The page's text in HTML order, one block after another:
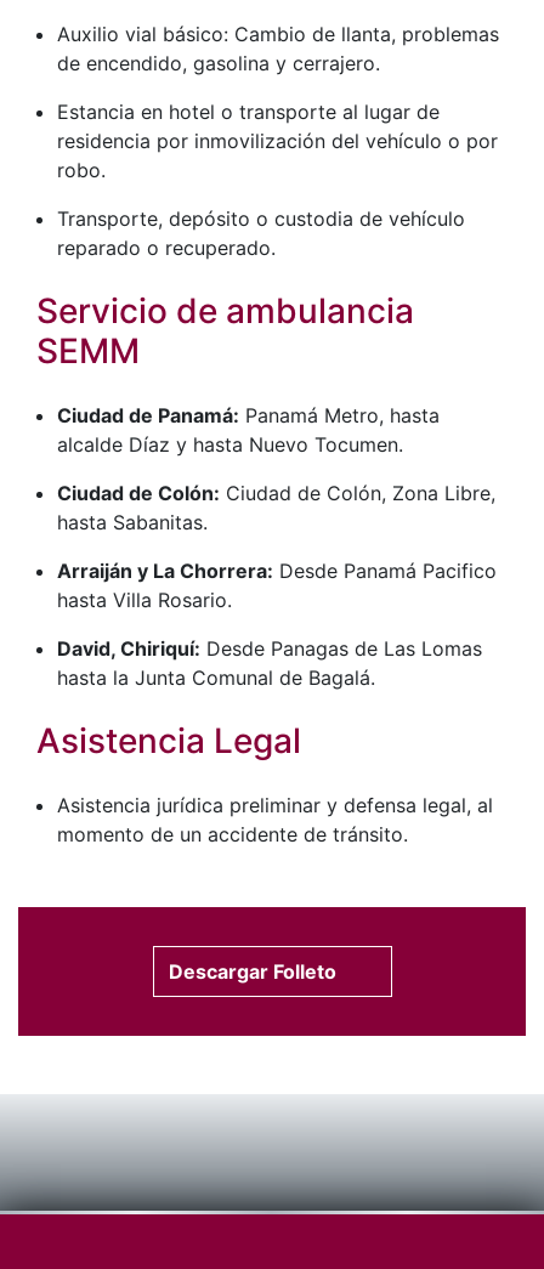
Auxilio vial básico: Cambio de llanta, problemas
de encendido, gasolina y cerrajero.
Estancia en hotel o transporte al lugar de
residencia por inmovilización del vehículo o por
robo.
Transporte, depósito o custodia de vehículo
reparado o recuperado.
Servicio de ambulancia
SEMM
Ciudad de Panamá: Panamá Metro, hasta
alcalde Díaz y hasta Nuevo Tocumen.
Ciudad de Colón: Ciudad de Colón, Zona Libre,
hasta Sabanitas.
Arraiján y La Chorrera: Desde Panamá Pacifico
hasta Villa Rosario.
David, Chiriquí: Desde Panagas de Las Lomas
hasta la Junta Comunal de Bagalá.
Asistencia Legal
Asistencia jurídica preliminar y defensa legal, al
momento de un accidente de tránsito.
Descargar Folleto